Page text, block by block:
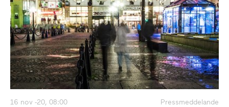
16 nov -20, 08:00 Pressmeddelande